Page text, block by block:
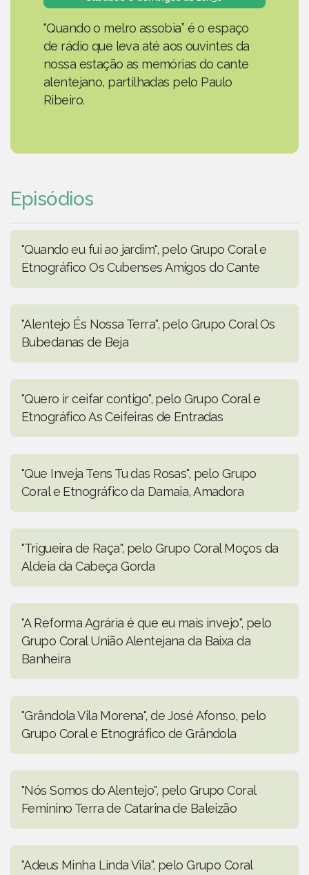
“Quando o melro assobia” é o espaço
de rádio que leva até aos ouvintes da
nossa estação as memórias do cante
alentejano, partilhadas pelo Paulo
Ribeiro.
Episódios
"Quando eu fui ao jardim", pelo Grupo Coral e
Etnográfico Os Cubenses Amigos do Cante
"Alentejo És Nossa Terra", pelo Grupo Coral Os
Bubedanas de Beja
"Quero ir ceifar contigo", pelo Grupo Coral e
Etnográfico As Ceifeiras de Entradas
"Que Inveja Tens Tu das Rosas", pelo Grupo
Coral e Etnográfico da Damaia, Amadora
"Trigueira de Raça", pelo Grupo Coral Moços da
Aldeia da Cabeça Gorda
"A Reforma Agrária é que eu mais invejo", pelo
Grupo Coral União Alentejana da Baixa da
Banheira
"Grândola Vila Morena", de José Afonso, pelo
Grupo Coral e Etnográfico de Grândola
"Nós Somos do Alentejo", pelo Grupo Coral
Feminino Terra de Catarina de Baleizão
"Adeus Minha Linda Vila", pelo Grupo Coral